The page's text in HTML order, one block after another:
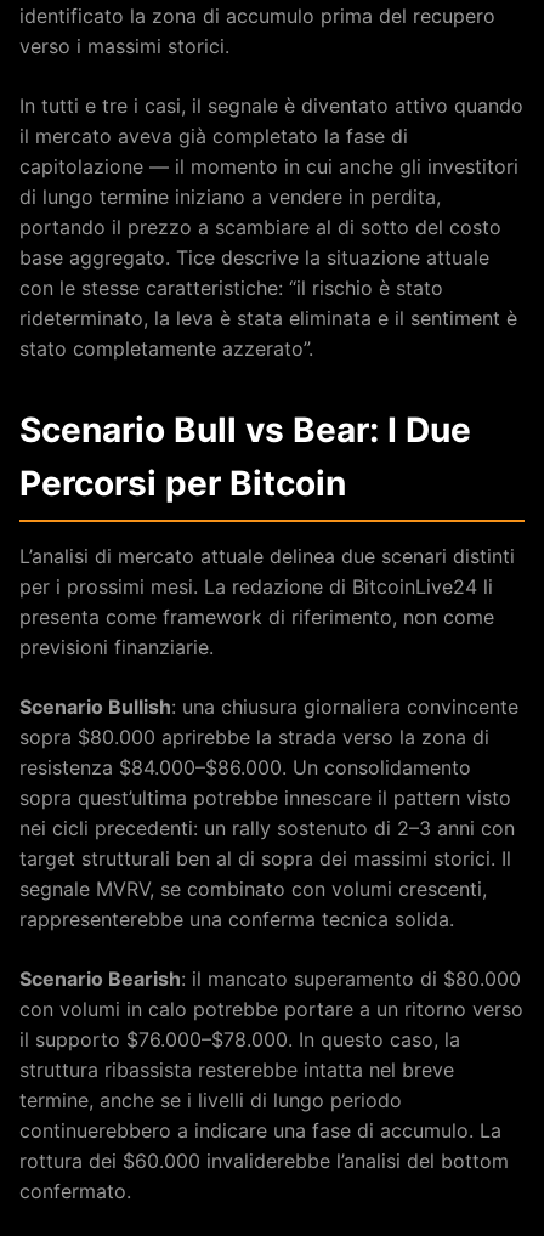
identificato la zona di accumulo prima del recupero
verso i massimi storici.
In tutti e tre i casi, il segnale è diventato attivo quando
il mercato aveva già completato la fase di
capitolazione — il momento in cui anche gli investitori
di lungo termine iniziano a vendere in perdita,
portando il prezzo a scambiare al di sotto del costo
base aggregato. Tice descrive la situazione attuale
con le stesse caratteristiche: “il rischio è stato
rideterminato, la leva è stata eliminata e il sentiment è
stato completamente azzerato”.
Scenario Bull vs Bear: I Due
Percorsi per Bitcoin
L’analisi di mercato attuale delinea due scenari distinti
per i prossimi mesi. La redazione di BitcoinLive24 li
presenta come framework di riferimento, non come
previsioni finanziarie.
Scenario Bullish: una chiusura giornaliera convincente
sopra $80.000 aprirebbe la strada verso la zona di
resistenza $84.000–$86.000. Un consolidamento
sopra quest’ultima potrebbe innescare il pattern visto
nei cicli precedenti: un rally sostenuto di 2–3 anni con
target strutturali ben al di sopra dei massimi storici. Il
segnale MVRV, se combinato con volumi crescenti,
rappresenterebbe una conferma tecnica solida.
Scenario Bearish: il mancato superamento di $80.000
con volumi in calo potrebbe portare a un ritorno verso
il supporto $76.000–$78.000. In questo caso, la
struttura ribassista resterebbe intatta nel breve
termine, anche se i livelli di lungo periodo
continuerebbero a indicare una fase di accumulo. La
rottura dei $60.000 invaliderebbe l’analisi del bottom
confermato.